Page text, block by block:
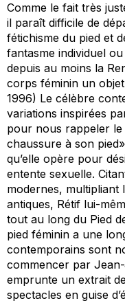
Comme le fait très
il paraît difficile de
fétichisme du pied et
fantasme individuel
depuis au moins la
corps féminin un
1996) Le célèbre
variations inspirées
pour nous rappeler le
chaussure à son
qu’elle opère pour
entente sexuelle.
modernes, multipliant
antiques, Rétif lui-
tout au long du Pied
pied féminin a une
contemporains sont
commencer par
emprunte un extrait
spectacles en guise